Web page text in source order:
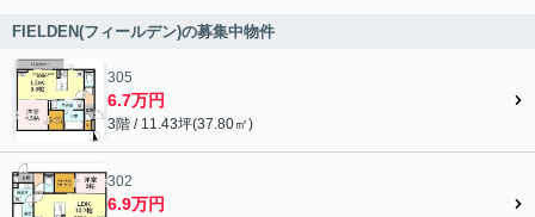
FIELDEN(フィールデン)の募集中物件
305
6.7万円
3階 / 11.43坪(37.80㎡)
302
6.9万円